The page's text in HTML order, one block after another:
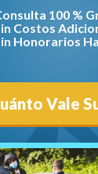
100 %
Costos
Honorarios
Vale